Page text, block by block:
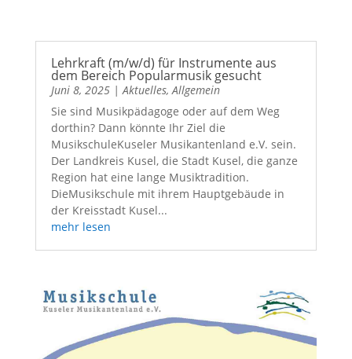
Lehrkraft (m/w/d) für Instrumente aus
dem Bereich Popularmusik gesucht
Juni 8, 2025|Aktuelles,Allgemein
Sie sind Musikpädagoge oder auf dem Weg
dorthin? Dann könnte Ihr Ziel die
MusikschuleKuseler Musikantenland e.V. sein.
Der Landkreis Kusel, die Stadt Kusel, die ganze
Region hat eine lange Musiktradition.
DieMusikschule mit ihrem Hauptgebäude in
der Kreisstadt Kusel...
mehr lesen